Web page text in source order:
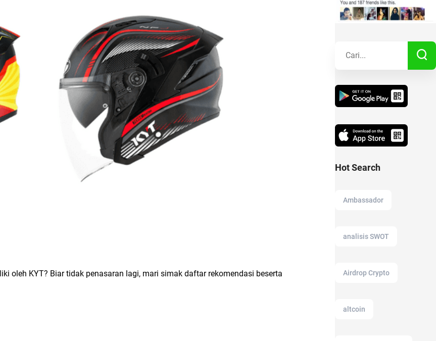
oleh KYT? Biar tidak penasaran lagi, mari simak daftar rekomendasi beserta
Kisah Sukses
Hot Search
Ambassador
analisis SWOT
Airdrop Crypto
altcoin